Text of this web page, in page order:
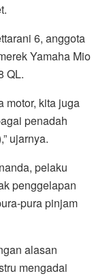
6, anggota
Yamaha Mio
QL.
motor, kita juga
penadah
ujarnya.
pelaku
penggelapan
pura pinjam
alasan
mengadai